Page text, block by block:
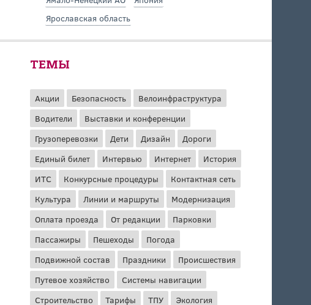
Ярославская область
ТЕМЫ
Акции Безопасность
Велоинфраструктура
Водители
Выставки и конференции
Грузоперевозки
Дети Дизайн
Дороги
Единый билет
Интервью Интернет
История
ИТС
Конкурсные процедуры
Контактная сеть
Культура
Линии и маршруты
Модернизация
Оплата проезда
От редакции
Парковки
Пассажиры
Пешеходы
Погода
Подвижной состав
Праздники
Происшествия
Путевое хозяйство
Системы навигации
Строительство
Тарифы ТПУ Экология